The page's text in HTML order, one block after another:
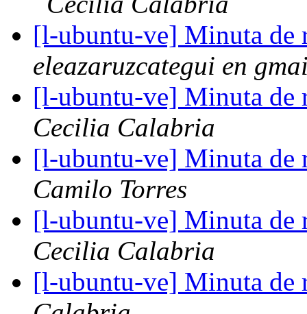
[l-ubuntu-ve] Minuta de
eleazaruzcategui en
[l-ubuntu-ve] Minuta de
Cecilia Calabria
[l-ubuntu-ve] Minuta de
Camilo Torres
[l-ubuntu-ve] Minuta de
Cecilia Calabria
[l-ubuntu-ve] Minuta de